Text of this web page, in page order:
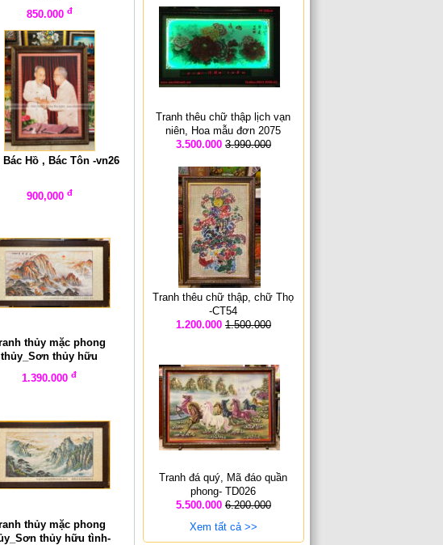
850.000 đ
Bác Hồ , Bác Tôn -vn26
900,000 đ
thủy mặc phong
thủy_Sơn thủy hữu
tình_TM506
1.390.000đ
thủy mặc phong
thủy hữu tình-
Tranh thêu chữ thập lịch vạn
niên, Hoa mẫu đơn 2075
3.500.000 3.990.000
Tranh thêu chữ thập, chữ Thọ
-CT54
1.200.000 1.500.000
Tranh đá quý, Mã đáo quần
phong- TD026
5.500.000 6.200.000
Xem tất cả >>